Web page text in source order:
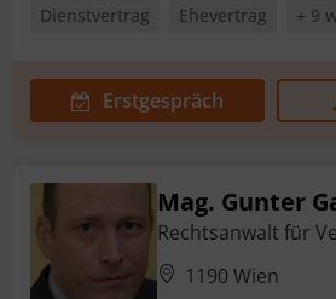
Dienstvertrag
Ehevertrag + 9
Erstgespräch
Mag. Gunter
Rechtsanwalt für
1190 Wien